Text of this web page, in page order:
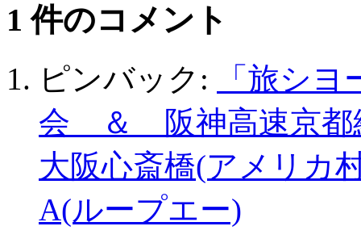
1 件のコメント
ピンバック:
「旅シ
会 ＆ 阪神高速京都
大阪心斎橋(アメリカ
A(ループエー)